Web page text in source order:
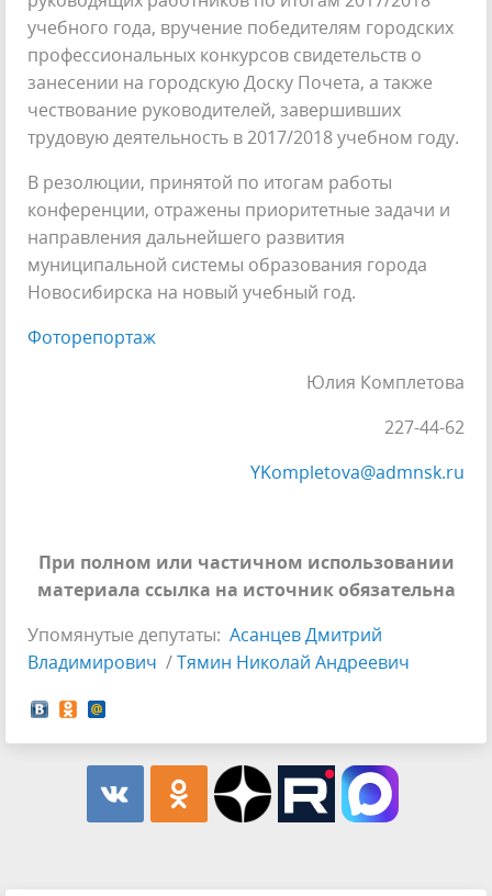
учебного года, вручение победителям городских
профессиональных конкурсов свидетельств о
занесении на городскую Доску Почета, а также
чествование руководителей, завершивших
трудовую деятельность в 2017/2018 учебном году.
В резолюции, принятой по итогам работы
конференции, отражены приоритетные задачи и
направления дальнейшего развития
муниципальной системы образования города
Новосибирска на новый учебный год.
Фоторепортаж
Юлия Комплетова
227-44-62
YKompletova@admnsk.ru
При полном или частичном использовании
материала ссылка на источник обязательна
Упомянутые депутаты: Асанцев Дмитрий
Владимирович /Тямин Николай Андреевич